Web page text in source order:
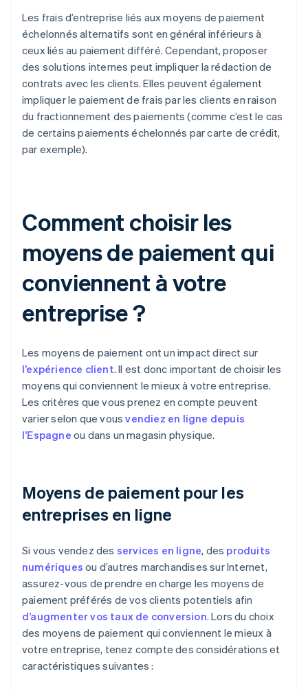
Les frais d’entreprise liés aux moyens de paiement
échelonnés alternatifs sont en général inférieurs à
ceux liés au paiement différé. Cependant, proposer
des solutions internes peut impliquer la rédaction de
contrats avec les clients. Elles peuvent également
impliquer le paiement de frais par les clients en raison
du fractionnement des paiements (comme c’est le cas
de certains paiements échelonnés par carte de crédit,
par exemple).
Comment choisir les
moyens de paiement qui
conviennent à votre
entreprise ?
Les moyens de paiement ont un impact direct sur
l’expérience client. Il est donc important de choisir les
moyens qui conviennent le mieux à votre entreprise.
Les critères que vous prenez en compte peuvent
varier selon que vousvendiez en ligne depuis
l’Espagne ou dans un magasin physique.
Moyens de paiement pour les
entreprises en ligne
Si vous vendez des services en ligne, des produits
numériques ou d’autres marchandises sur Internet,
assurez-vous de prendre en charge les moyens de
paiement préférés de vos clients potentiels afin
d’augmenter vos taux de conversion. Lors du choix
des moyens de paiement qui conviennent le mieux à
votre entreprise, tenez compte des considérations et
caractéristiques suivantes :